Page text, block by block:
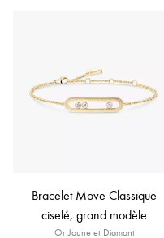
Bracelet Move Classique
ciselé, grand modèle
Or Jaune et Diamant